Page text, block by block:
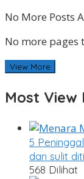
No More Posts
No more pages
View More
Most View
5
dan sulit
568 Dilihat